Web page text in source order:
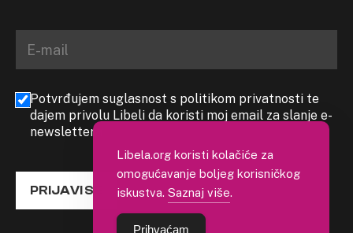
Potvrđujem suglasnost s politikom privatnosti te
dajem privolu Libeli da koristi moj email za slanje e-
newslettera
PRIJAVI SE
Libela.org koristi kolačiće za
omogućavanje boljeg korisničkog
iskustva. Saznaj više.
Prihvaćam